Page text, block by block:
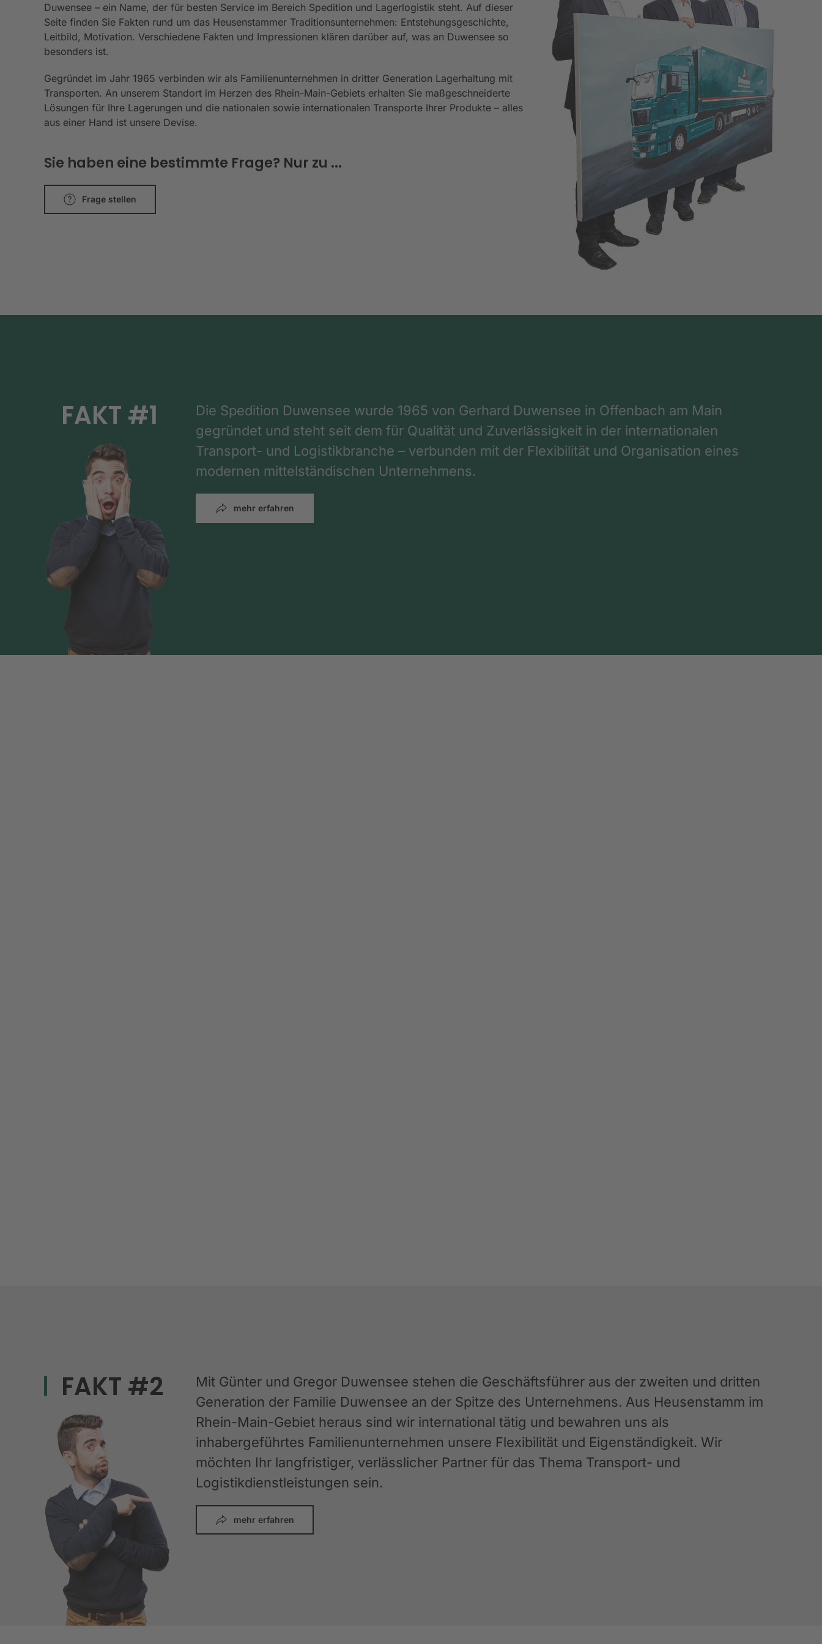
Duwensee – ein Name, der für besten Service im Bereich Spedition und Lagerlogistik steht. Auf dieser
Seite finden Sie Fakten rund um das Heusenstammer Traditionsunternehmen: Entstehungsgeschichte,
Leitbild, Motivation. Verschiedene Fakten und Impressionen klären darüber auf, was an Duwensee so
besonders ist.
Gegründet im Jahr 1965 verbinden wir als Familienunternehmen in dritter Generation Lagerhaltung mit
Transporten. An unserem Standort im Herzen des Rhein-Main-Gebiets erhalten Sie maßgeschneiderte
Lösungen für Ihre Lagerungen und die nationalen sowie internationalen Transporte Ihrer Produkte – alles
aus einer Hand ist unsere Devise.
Sie haben eine bestimmte Frage? Nur zu ...
Frage stellen
FAKT #1
Die Spedition Duwensee wurde 1965 von Gerhard Duwensee in Offenbach am Main
gegründet und steht seit dem für Qualität und Zuverlässigkeit in der internationalen
Transport- und Logistikbranche – verbunden mit der Flexibilität und Organisation eines
modernen mittelständischen Unternehmens.
mehr erfahren
FAKT #2
Mit Günter und Gregor Duwensee stehen die Geschäftsführer aus der zweiten und dritten
Generation der Familie Duwensee an der Spitze des Unternehmens. Aus Heusenstamm im
Rhein-Main-Gebiet heraus sind wir international tätig und bewahren uns als
inhabergeführtes Familienunternehmen unsere Flexibilität und Eigenständigkeit. Wir
möchten Ihr langfristiger, verlässlicher Partner für das Thema Transport- und
Logistikdienstleistungen sein.
mehr erfahren